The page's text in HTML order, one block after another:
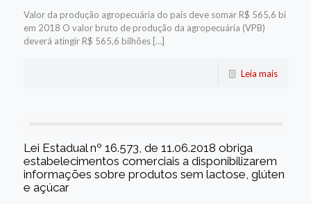
Valor da produção agropecuária do país deve somar R$ 565,6 bi
em 2018 O valor bruto de produção da agropecuária (VPB)
deverá atingir R$ 565,6 bilhões […]
Leia mais
Lei Estadual nº 16.573, de 11.06.2018 obriga
estabelecimentos comerciais a disponibilizarem
informações sobre produtos sem lactose, glúten
e açúcar